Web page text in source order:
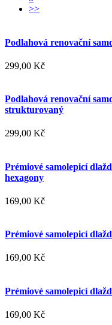
>>
Podlahová renovační
299,00 Kč
Podlahová renovační
strukturovaný
299,00 Kč
Prémiové samolepicí
hexagony
169,00 Kč
Prémiové samolepicí
169,00 Kč
Prémiové samolepicí
169,00 Kč